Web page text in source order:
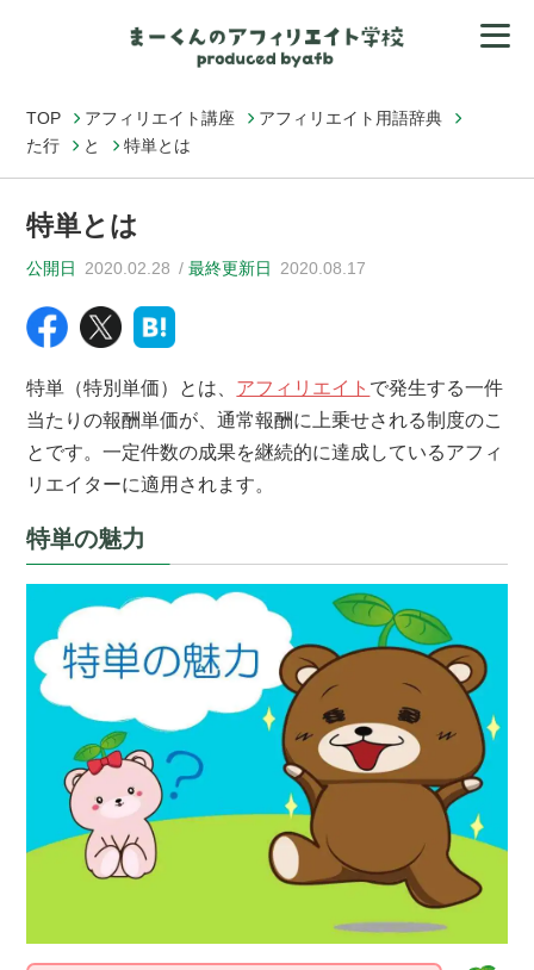
TOP アフィリエイト講座
アフィリエイト用語辞典
た行
と 特単とは
特単とは
公開日 2020.02.28 最終更新日 2020.08.17
特単（特別単価）とは、 アフィリエイト で発生する一件
当たりの報酬単価が、通常報酬に上乗せされる制度のこ
とです。一定件数の成果を継続的に達成しているアフィ
リエイターに適用されます。
特単の魅力